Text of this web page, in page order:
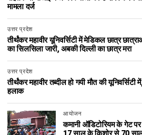
मामला दर्ज
उत्तर प्रदेश
तीर्थंकर महावीर यूनिवर्सिटी में मेडिकल छात्र
का सिलसिला जारी, अबकी दिल्ली का छात्र मरा
उत्तर प्रदेश
तीर्थंकर महावीर तब्‍दील हो गयी मौत की
हलाक
आयोजन
कमानी ऑडिटोरियम के गेट